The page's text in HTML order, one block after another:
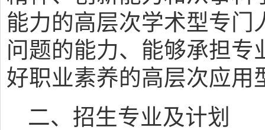
能力的高层次学术型专门
问题的能力、能够承担
好职业素养的高层次应用
二、招生专业及计划